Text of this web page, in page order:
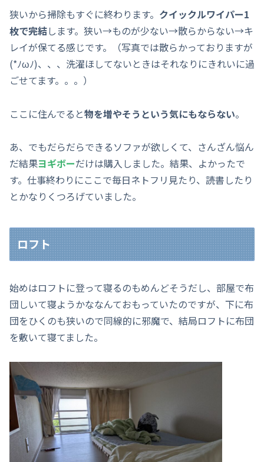
狭いから掃除もすぐに終わります。 クイックルワイパー1
枚で完結します。狭い→ものが少ない→散らからない→キ
レイが保てる感じです。（写真では散らかっておりますが
(*ﾉωﾉ)、、、洗濯ほしてないときはそれなりにきれいに過
ごせてます。。。）
ここに住んでると物を増やそうという気にもならない。
あ、でもだらだらできるソファが欲しくて、さんざん悩ん
だ結果ヨギボーだけは購入しました。結果、よかったで
す。仕事終わりにここで毎日ネトフリ見たり、読書したり
とかなりくつろげていました。
ロフト
始めはロフトに登って寝るのもめんどそうだし、部屋で布
団しいて寝ようかななんておもっていたのですが、下に布
団をひくのも狭いので同線的に邪魔で、結局ロフトに布団
を敷いて寝てました。